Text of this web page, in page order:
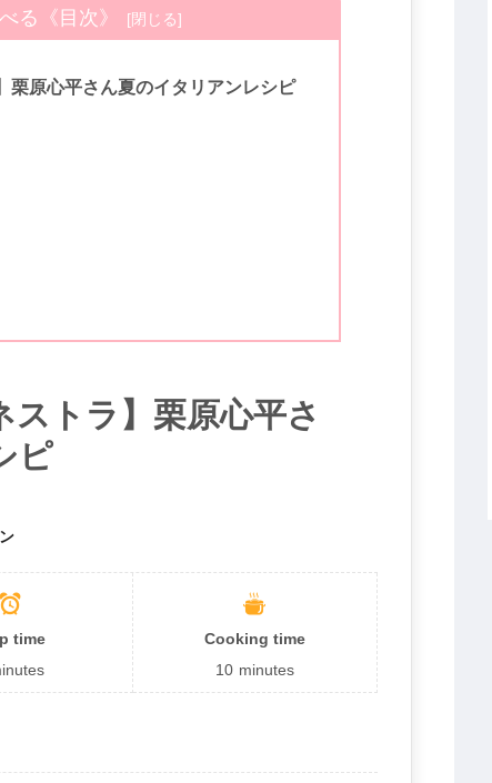
る《目次》
栗原心平さん夏のイタリアンレシピ
ストラ】栗原心平さ
ピ
time
Cooking time
10 minutes